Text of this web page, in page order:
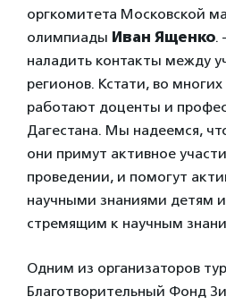
оргкомитета Московской
олимпиады Иван Ященко.
наладить контакты между
регионов. Кстати, во
работают доценты и
Дагестана. Мы надеемся,
они примут активное
проведении, и помогут
научными знаниями детям
стремящим к научным
Одним из организаторов
Благотворительный Фонд